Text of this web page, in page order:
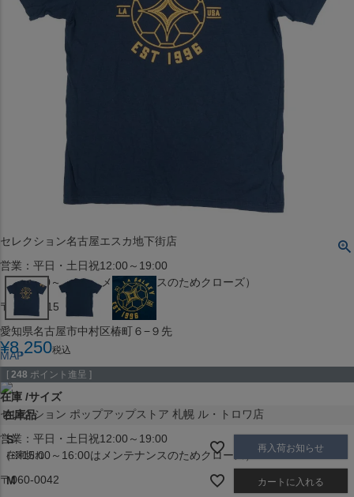
MAP
JR水道橋駅西口店
セレクション名古屋エスカ地下街店
営業：平日・土日祝12:00～19:00
（※15:00～16:00はメンテナンスのためクローズ）
〒453-0015
愛知県名古屋市中村区椿町６−９先
MAP
SHOP
セレクション ポップアップストア 札幌 ル・トロワ店
営業：平日・土日祝12:00～19:00
（※15:00～16:00はメンテナンスのためクローズ）
〒060-0042
¥8,250税込
[ 248 ポイント進呈 ]
在庫 サイズ
在庫品
S
在庫切れ
再入荷お知らせ
M カートに入れる